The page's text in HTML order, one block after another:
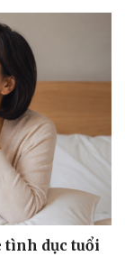
tình dục tuổi